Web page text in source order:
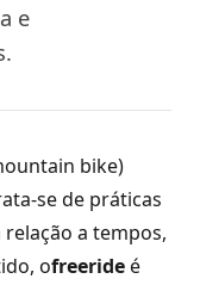
e
bike)
se de práticas
a tempos,
ofreerideé